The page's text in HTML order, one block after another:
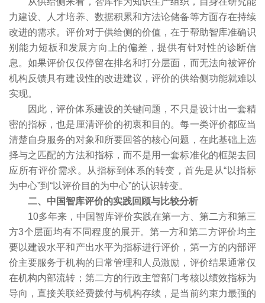
力建设、人才培养、数据积累和方法论储备等方面存在持续
改进的需求。评价对于供给侧的价值，在于帮助智库准确识
别能力短板和发展方向上的偏差，提供有针对性的诊断信
息。如果评价仅仅停留在排名和打分层面，而无法向被评价
机构反馈具有建设性的改进建议，评价的供给侧功能就难以
实现。
因此，评价体系建设的关键问题，不只是设计出一套精
密的指标，也是厘清评价的初衷和目的。每一类评价都应当
清楚自身服务的对象和所要回答的核心问题，在此基础上选
择与之匹配的方法和指标，而不是用一套标准化的框架去回
应所有评价需求。从指标到体系的转变，首先是从“以指标
为中心”到“以评价目的为中心”的认识转变。
二、中国智库评价的实践回顾与比较分析
10多年来，中国智库评价实践在第一方、第二方和第三
方3个层面均有不同程度的展开。第一方和第二方评价均主
要以建设水平和产出水平为指标进行评价，第一方的内部评
价主要服务于机构的日常管理和人员激励，评价结果通常仅
在机构内部流转；第二方的行政主管部门考核以绩效指标为
导向，直接关联经费拨付与机构存续，是当前约束力最强的